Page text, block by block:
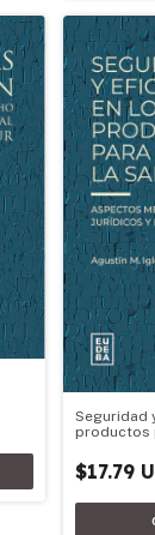
Seguridad
productos
$17.79